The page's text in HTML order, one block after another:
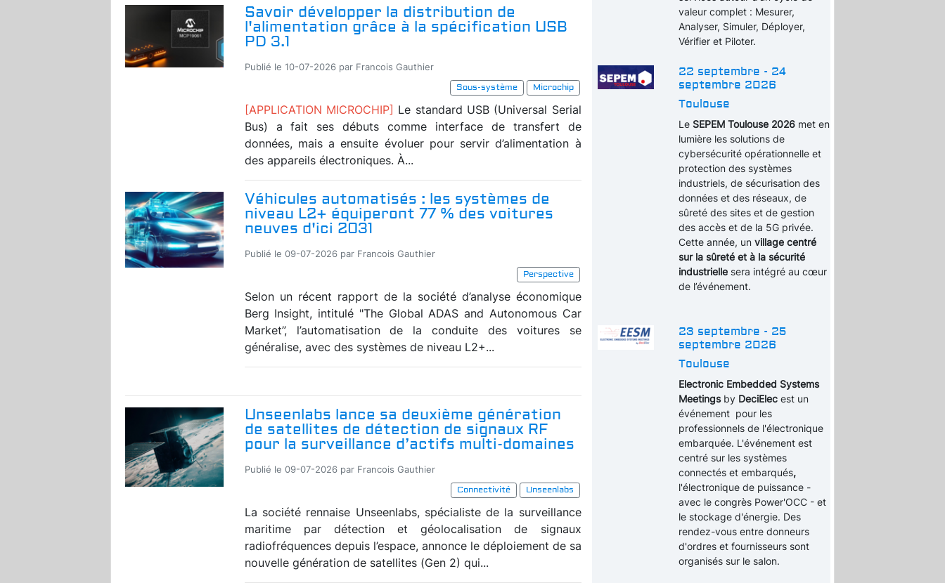
Savoir développer la distribution de
l'alimentation grâce à la spécification USB
PD 3.1
Publié le 10-07-2026 par Francois Gauthier
Sous-système
Microchip
[APPLICATION MICROCHIP] Le standard USB (Universal Serial
Bus) a fait ses débuts comme interface de transfert de
données, mais a ensuite évoluer pour servir d’alimentation à
des appareils électroniques. À...
Véhicules automatisés : les systèmes de
niveau L2+ équiperont 77 % des voitures
neuves d'ici 2031
Publié le 09-07-2026 par Francois Gauthier
Perspective
Selon un récent rapport de la société d’analyse économique
Berg Insight, intitulé "The Global ADAS and Autonomous Car
Market”, l’automatisation de la conduite des voitures se
généralise, avec des systèmes de niveau L2+...
Unseenlabs lance sa deuxième génération
de satellites de détection de signaux RF
pour la surveillance d’actifs multi-domaines
Publié le 09-07-2026 par Francois Gauthier
Connectivité
Unseenlabs
La société rennaise Unseenlabs, spécialiste de la surveillance
maritime par détection et géolocalisation de signaux
radiofréquences depuis l’espace, annonce le déploiement de sa
nouvelle génération de satellites (Gen 2) qui...
valeur complet : Mesurer,
Analyser, Simuler, Déployer,
Vérifier et Piloter.
22 septembre - 24
septembre 2026
Toulouse
Le SEPEM Toulouse 2026met en
lumière les solutions de
cybersécurité opérationnelle et
protection des systèmes
industriels, de sécurisation des
données et des réseaux, de
sûreté des sites et de gestion
des accès et de la 5G privée.
Cette année, un village centré
sur la sûreté et à la sécurité
industriellesera intégré au cœur
de l’événement.
23 septembre - 25
septembre 2026
Toulouse
Electronic Embedded Systems
Meetingsby DeciElec est un
événement pour les
professionnels de l'électronique
embarquée. L'événement est
centré sur les systèmes
connectés et embarqués,
l'électronique de puissance -
avec le congrès Power'OCC - et
le stockage d'énergie. Des
rendez-vous entre donneurs
d'ordres et fournisseurs sont
organisés sur le salon.